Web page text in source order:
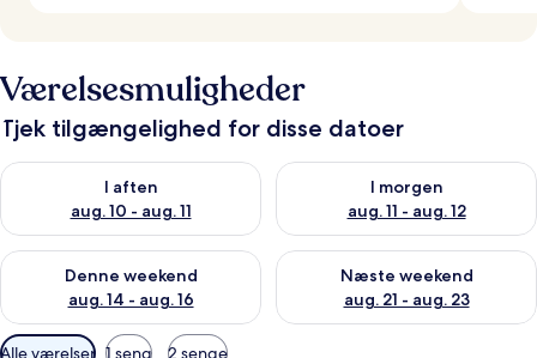
Værelsesmuligheder
Tjek tilgængelighed for disse datoer
I aften
aug. 10 - aug. 11
Tjek tilgængelighed for i aften aug. 10 - aug. 11
I morgen
aug. 11 - aug. 12
Tjek tilgængelighed for i
Denne weekend
aug. 14 - aug. 16
Tjek tilgængelighed for denne weekend aug. 14 - aug. 16
Næste weekend
aug. 21 - aug. 23
Tjek tilgængelighed for næste
Tilgængelige
Alle værelser 1 seng 2 senge